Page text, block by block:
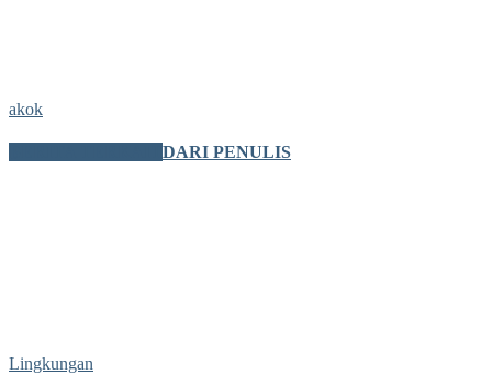
akok
DARI PENULIS
Lingkungan